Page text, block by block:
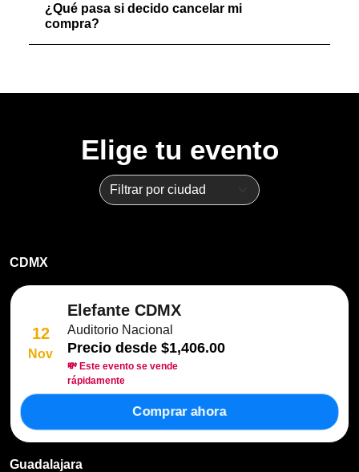
¿Qué pasa si decido cancelar mi
compra?
Elige tu evento
CDMX
12
Nov
Elefante CDMX
Auditorio Nacional
Precio desde $1,406.00
💸 Este evento se vende
rápidamente
Comprar ahora
Guadalajara